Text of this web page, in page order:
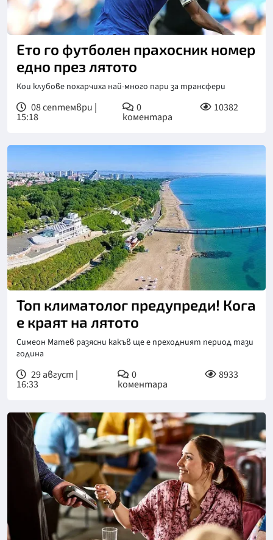
Ето го футболен прахосник номер
едно през лятото
Кои клубове похарчиха най-много пари за трансфери
08 септември |
15:18
0
коментара
10382
Топ климатолог предупреди! Кога
е краят на лятото
Симеон Матев разясни какъв ще е преходният период тази
година
29 август |
16:33
0
коментара
8933